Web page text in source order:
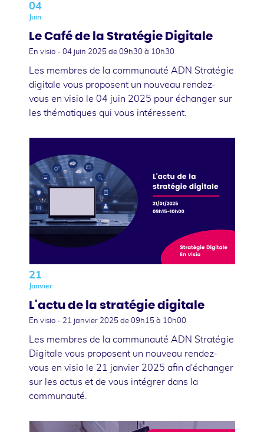
04
Juin
Le Café de la Stratégie Digitale
En visio - 04 juin 2025 de 09h30 à 10h30
Les membres de la communauté ADN Stratégie
digitale vous proposent un nouveau rendez-
vous en visio le 04 juin 2025 pour échanger sur
les thématiques qui vous intéressent.
21
Janvier
L'actu de la stratégie digitale
En visio - 21 janvier 2025 de 09h15 à 10h00
Les membres de la communauté ADN Stratégie
Digitale vous proposent un nouveau rendez-
vous en visio le 21 janvier 2025 afin d'échanger
sur les actus et de vous intégrer dans la
communauté.